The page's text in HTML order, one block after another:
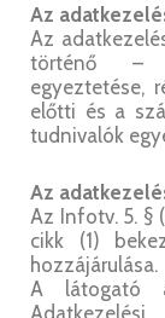
Az
Az
történő –
egyeztetése,
előtti és a
tudnivalók
Az
Az Infotv. 5. §
cikk (1)
hozzájárulása.
A látogató